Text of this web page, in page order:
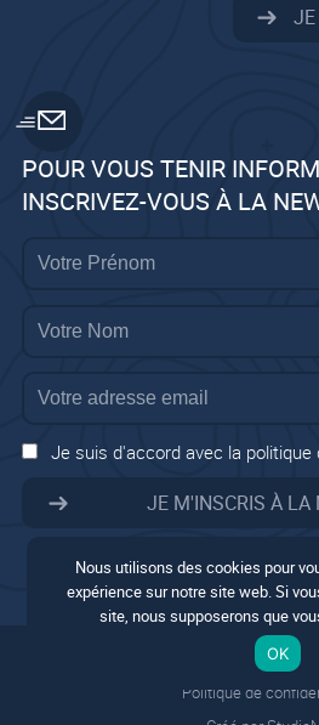
POUR VOUS TENIR
INSCRIVEZ-VOUS À LA
Je suis d'accord avec la politique
Mentions légales
Conditions
Politique de
Nous utilisons des cookies pour
expérience sur notre site web. Si
site, nous supposerons que
OK